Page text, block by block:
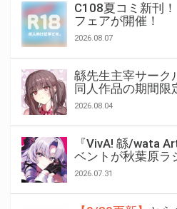
C108夏コミ新刊
フェアが開催！
2026.08.07
緜先生主宰サーク
同人作品の期間限
2026.08.04
『VivA! 緜/wata
ベントが秋葉原ラ
2026.07.31